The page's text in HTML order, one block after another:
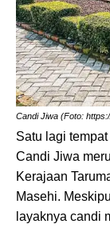
Candi Jiwa (Foto:
Satu lagi
Candi Jiwa
Kerajaan
Masehi.
layaknya candi